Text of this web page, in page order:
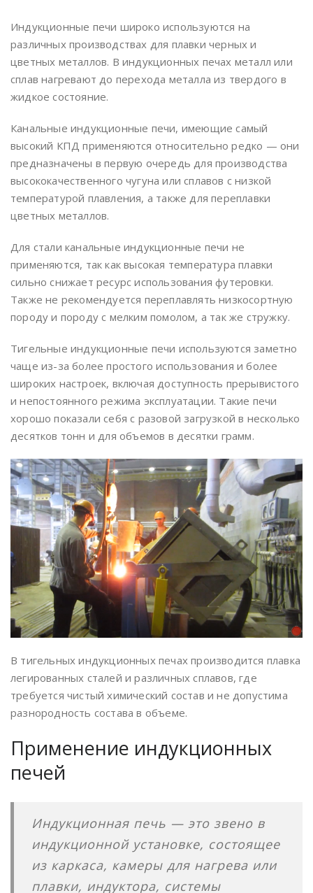
Индукционные печи широко используются на
различных производствах для плавки черных и
цветных металлов. В индукционных печах металл или
сплав нагревают до перехода металла из твердого в
жидкое состояние.
Канальные индукционные печи, имеющие самый
высокий КПД применяются относительно редко — они
предназначены в первую очередь для производства
высококачественного чугуна или сплавов с низкой
температурой плавления, а также для переплавки
цветных металлов.
Для стали канальные индукционные печи не
применяются, так как высокая температура плавки
сильно снижает ресурс использования футеровки.
Также не рекомендуется переплавлять низкосортную
породу и породу с мелким помолом, а так же стружку.
Тигельные индукционные печи используются заметно
чаще из-за более простого использования и более
широких настроек, включая доступность прерывистого
и непостоянного режима эксплуатации. Такие печи
хорошо показали себя с разовой загрузкой в несколько
десятков тонн и для объемов в десятки грамм.
В тигельных индукционных печах производится плавка
легированных сталей и различных сплавов, где
требуется чистый химический состав и не допустима
разнородность состава в объеме.
Применение индукционных
печей
Индукционная печь — это звено в
индукционной установке, состоящее
из каркаса, камеры для нагрева или
плавки, индуктора, системы